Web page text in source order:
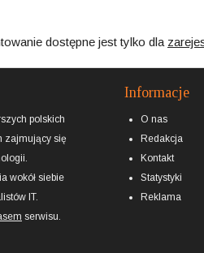
dostępne jest tylko dla
polskich
zajmujący się
wokół siebie
IT.
serwisu.
Informacje
O nas
Redakcja
Kontakt
Statystyki
Reklama